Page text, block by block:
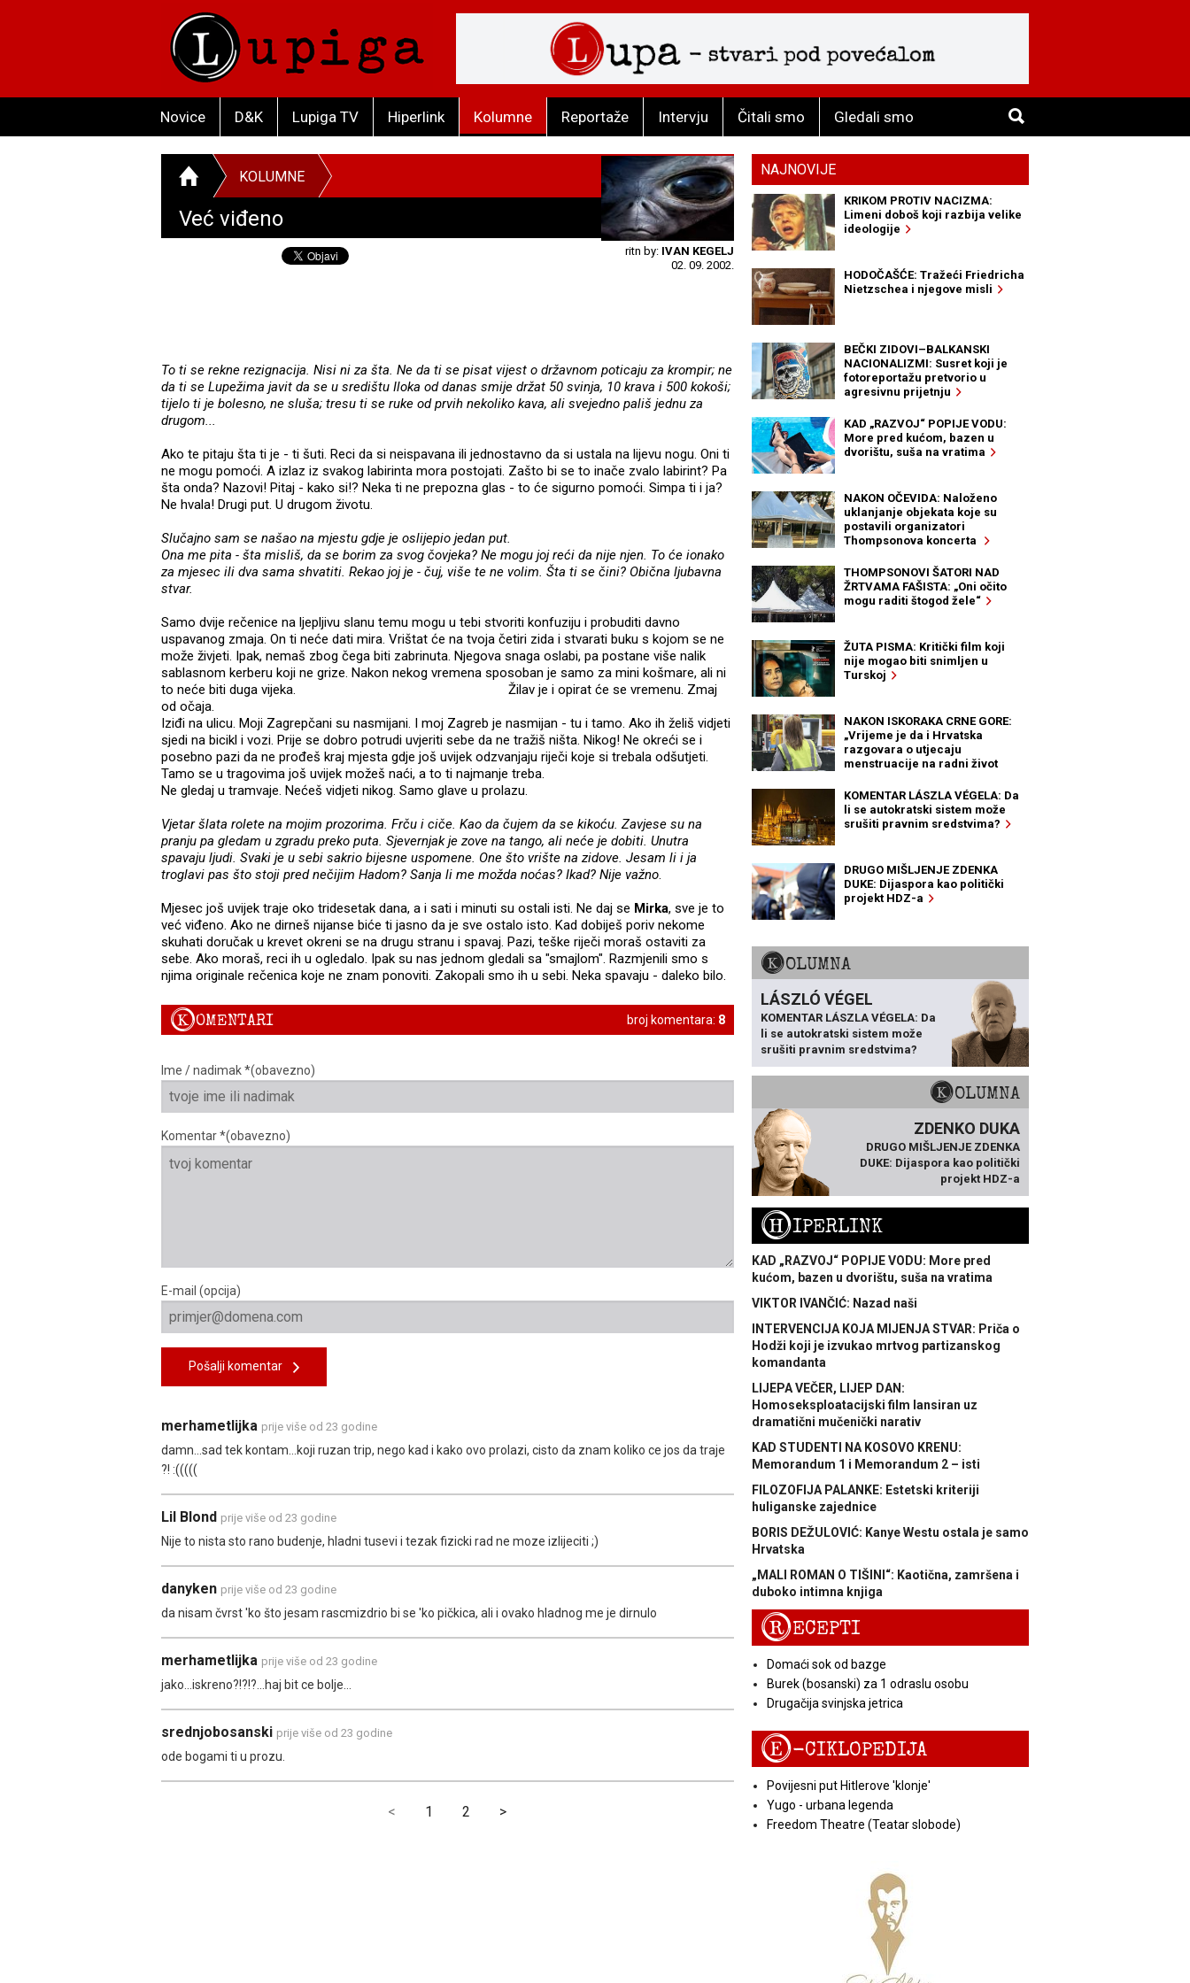
Novice D&K Lupiga TV Hiperlink Kolumne Reportaže Intervju Čitali smo Gledali smo
KOLUMNE
Već viđeno
ritn by: IVAN KEGELJ
02. 09. 2002.
To ti se rekne rezignacija. Nisi ni za šta. Ne da ti se pisat vijest o državnom poticaju za krompir; ne
da ti se Lupežima javit da se u središtu Iloka od danas smije držat 50 svinja, 10 krava i 500 kokoši;
tijelo ti je bolesno, ne sluša; tresu ti se ruke od prvih nekoliko kava, ali svejedno pališ jednu za
drugom...
Ako te pitaju šta ti je - ti šuti. Reci da si neispavana ili jednostavno da si ustala na lijevu nogu. Oni ti
ne mogu pomoći. A izlaz iz svakog labirinta mora postojati. Zašto bi se to inače zvalo labirint? Pa
šta onda? Nazovi! Pitaj - kako si!? Neka ti ne prepozna glas - to će sigurno pomoći. Simpa ti i ja?
Ne hvala! Drugi put. U drugom životu.
Slučajno sam se našao na mjestu gdje je oslijepio jedan put.
Ona me pita - šta misliš, da se borim za svog čovjeka? Ne mogu joj reći da nije njen. To će ionako
za mjesec ili dva sama shvatiti. Rekao joj je - čuj, više te ne volim. Šta ti se čini? Obična ljubavna
stvar.
Samo dvije rečenice na ljepljivu slanu temu mogu u tebi stvoriti konfuziju i probuditi davno
uspavanog zmaja. On ti neće dati mira. Vrištat će na tvoja četiri zida i stvarati buku s kojom se ne
može živjeti. Ipak, nemaš zbog čega biti zabrinuta. Njegova snaga oslabi, pa postane više nalik
sablasnom kerberu koji ne grize. Nakon nekog vremena sposoban je samo za mini košmare, ali ni
to neće biti duga vijeka. Žilav je i opirat će se vremenu. Zmaj
od očaja.
Iziđi na ulicu. Moji Zagrepčani su nasmijani. I moj Zagreb je nasmijan - tu i tamo. Ako ih želiš vidjeti
sjedi na bicikl i vozi. Prije se dobro potrudi uvjeriti sebe da ne tražiš ništa. Nikog! Ne okreći se i
posebno pazi da ne prođeš kraj mjesta gdje još uvijek odzvanjaju riječi koje si trebala odšutjeti.
Tamo se u tragovima još uvijek možeš naći, a to ti najmanje treba.
Ne gledaj u tramvaje. Nećeš vidjeti nikog. Samo glave u prolazu.
Vjetar šlata rolete na mojim prozorima. Frču i ciče. Kao da čujem da se kikoću. Zavjese su na
pranju pa gledam u zgradu preko puta. Sjevernjak je zove na tango, ali neće je dobiti. Unutra
spavaju ljudi. Svaki je u sebi sakrio bijesne uspomene. One što vrište na zidove. Jesam li i ja
troglavi pas što stoji pred nečijim Hadom? Sanja li me možda noćas? Ikad? Nije važno.
Mjesec još uvijek traje oko tridesetak dana, a i sati i minuti su ostali isti. Ne daj se Mirka, sve je to
već viđeno. Ako ne dirneš nijanse biće ti jasno da je sve ostalo isto. Kad dobiješ poriv nekome
skuhati doručak u krevet okreni se na drugu stranu i spavaj. Pazi, teške riječi moraš ostaviti za
sebe. Ako moraš, reci ih u ogledalo. Ipak su nas jednom gledali sa "smajlom". Razmjenili smo s
njima originale rečenica koje ne znam ponoviti. Zakopali smo ih u sebi. Neka spavaju - daleko bilo.
broj komentara: 8
KOMENTARI
Ime / nadimak *(obavezno)
Komentar *(obavezno)
E-mail (opcija)
Pošalji komentar
merhametlijka prije više od 23 godine
damn...sad tek kontam...koji ruzan trip, nego kad i kako ovo prolazi, cisto da znam koliko ce jos da traje
?! :(((((
Lil Blond prije više od 23 godine
Nije to nista sto rano budenje, hladni tusevi i tezak fizicki rad ne moze izlijeciti ;)
danyken prije više od 23 godine
da nisam čvrst 'ko što jesam rascmizdrio bi se 'ko pičkica, ali i ovako hladnog me je dirnulo
merhametlijka prije više od 23 godine
jako...iskreno?!?!?...haj bit ce bolje...
srednjobosanski prije više od 23 godine
ode bogami ti u prozu.
< 1 2 >
NAJNOVIJE
KRIKOM PROTIV NACIZMA:
Limeni doboš koji razbija velike
ideologije
HODOČAŠĆE: Tražeći Friedricha
Nietzschea i njegove misli
BEČKI ZIDOVI–BALKANSKI
NACIONALIZMI: Susret koji je
fotoreportažu pretvorio u
agresivnu prijetnju
KAD „RAZVOJ“ POPIJE VODU:
More pred kućom, bazen u
dvorištu, suša na vratima
NAKON OČEVIDA: Naloženo
uklanjanje objekata koje su
postavili organizatori
Thompsonova koncerta
THOMPSONOVI ŠATORI NAD
ŽRTVAMA FAŠISTA: „Oni očito
mogu raditi štogod žele“
ŽUTA PISMA: Kritički film koji
nije mogao biti snimljen u
Turskoj
NAKON ISKORAKA CRNE GORE:
„Vrijeme je da i Hrvatska
razgovara o utjecaju
menstruacije na radni život
KOMENTAR LÁSZLA VÉGELA: Da
li se autokratski sistem može
srušiti pravnim sredstvima?
DRUGO MIŠLJENJE ZDENKA
DUKE: Dijaspora kao politički
projekt HDZ-a
KOLUMNA
LÁSZLÓ VÉGEL
KOMENTAR LÁSZLA VÉGELA: Da
li se autokratski sistem može
srušiti pravnim sredstvima?
KOLUMNA
ZDENKO DUKA
DRUGO MIŠLJENJE ZDENKA
DUKE: Dijaspora kao politički
projekt HDZ-a
HIPERLINK
KAD „RAZVOJ“ POPIJE VODU: More pred
kućom, bazen u dvorištu, suša na vratima
VIKTOR IVANČIĆ: Nazad naši
INTERVENCIJA KOJA MIJENJA STVAR: Priča o
Hodži koji je izvukao mrtvog partizanskog
komandanta
LIJEPA VEČER, LIJEP DAN:
Homoseksploatacijski film lansiran uz
dramatični mučenički narativ
KAD STUDENTI NA KOSOVO KRENU:
Memorandum 1 i Memorandum 2 – isti
FILOZOFIJA PALANKE: Estetski kriteriji
huliganske zajednice
BORIS DEŽULOVIĆ: Kanye Westu ostala je samo
Hrvatska
„MALI ROMAN O TIŠINI“: Kaotična, zamršena i
duboko intimna knjiga
RECEPTI
Domaći sok od bazge
Burek (bosanski) za 1 odraslu osobu
Drugačija svinjska jetrica
E-CIKLOPEDIJA
Povijesni put Hitlerove 'klonje'
Yugo - urbana legenda
Freedom Theatre (Teatar slobode)